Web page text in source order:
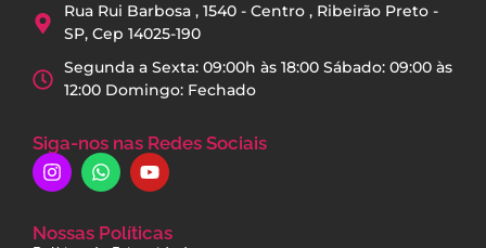
Rua Rui Barbosa , 1540 - Centro , Ribeirão Preto -
SP, Cep 14025-190
Segunda a Sexta: 09:00h às 18:00 Sábado: 09:00 às
12:00 Domingo: Fechado
Siga-nos nas Redes Sociais
Nossas Políticas